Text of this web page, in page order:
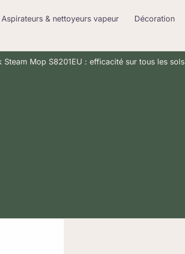
Aspirateurs & nettoyeurs vapeur Décoration
Steam Mop S8201EU : efficacité sur tous les sols